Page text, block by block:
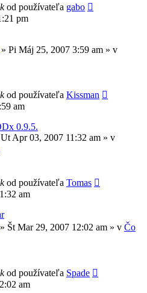
od používateľa gabo
pm
» Pi Máj 25, 2007 3:59 am » v
od používateľa Kissman
am
0.9.5.
Ut Apr 03, 2007 11:32 am » v
od používateľa Tomas
am
» Št Mar 29, 2007 12:02 am » v Čo
od používateľa Spade
am